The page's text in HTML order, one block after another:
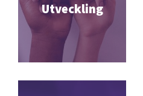
Utveckling